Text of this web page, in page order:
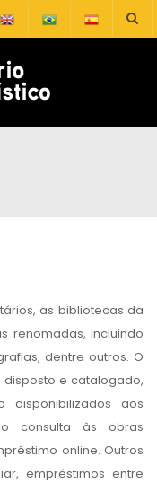
as bibliotecas da
renomadas, incluindo
dentre outros. O
e catalogado,
disponibilizados aos
consulta às obras
online. Outros
empréstimos entre